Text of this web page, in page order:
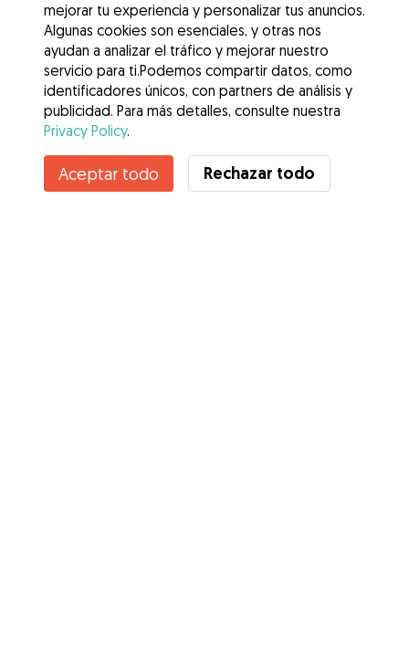
Contacta con Rebeca
¿Conoces los Beneficios de Gudog? Ver más
mejorar tu experiencia y personalizar tus anuncios.
Algunas cookies son esenciales, y otras nos
ayudan a analizar el tráfico y mejorar nuestro
servicio para ti.Podemos compartir datos, como
identificadores únicos, con partners de análisis y
publicidad. Para más detalles, consulte nuestra
Privacy Policy.
Aceptar todo Rechazar todo